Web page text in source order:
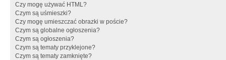
Czy mogę używać HTML?
Czym są uśmieszki?
Czy mogę umieszczać obrazki w poście?
Czym są globalne ogłoszenia?
Czym są ogłoszenia?
Czym są tematy przyklejone?
Czym są tematy zamknięte?